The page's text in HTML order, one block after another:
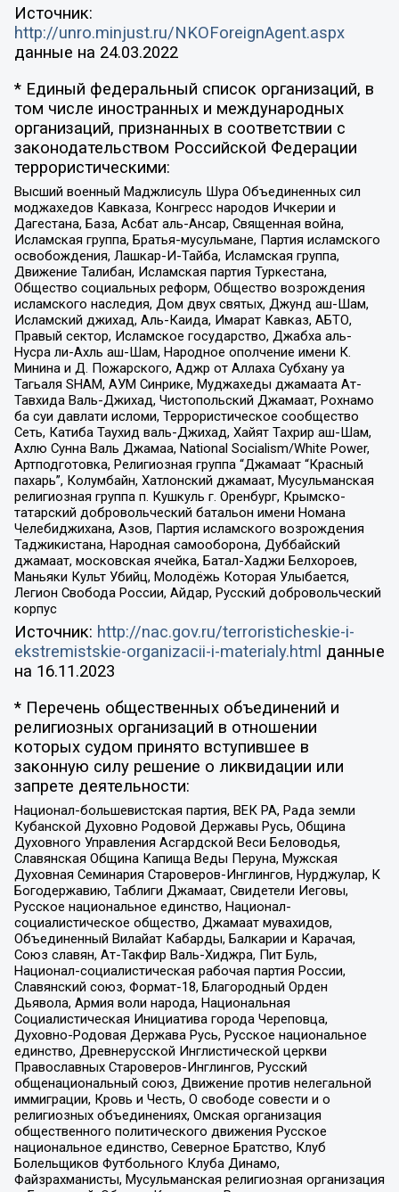
Источник:
http://unro.minjust.ru/NKOForeignAgent.aspx
данные на 24.03.2022
* Единый федеральный список организаций, в
том числе иностранных и международных
организаций, признанных в соответствии с
законодательством Российской Федерации
террористическими:
Высший военный Маджлисуль Шура Объединенных сил
моджахедов Кавказа, Конгресс народов Ичкерии и
Дагестана, База, Асбат аль-Ансар, Священная война,
Исламская группа, Братья-мусульмане, Партия исламского
освобождения, Лашкар-И-Тайба, Исламская группа,
Движение Талибан, Исламская партия Туркестана,
Общество социальных реформ, Общество возрождения
исламского наследия, Дом двух святых, Джунд аш-Шам,
Исламский джихад, Аль-Каида, Имарат Кавказ, АБТО,
Правый сектор, Исламское государство, Джабха аль-
Нусра ли-Ахль аш-Шам, Народное ополчение имени К.
Минина и Д. Пожарского, Аджр от Аллаха Субхану уа
Тагьаля SHAM, АУМ Синрике, Муджахеды джамаата Ат-
Тавхида Валь-Джихад, Чистопольский Джамаат, Рохнамо
ба суи давлати исломи, Террористическое сообщество
Сеть, Катиба Таухид валь-Джихад, Хайят Тахрир аш-Шам,
Ахлю Сунна Валь Джамаа, National Socialism/White Power,
Артподготовка, Религиозная группа “Джамаат “Красный
пахарь”, Колумбайн, Хатлонский джамаат, Мусульманская
религиозная группа п. Кушкуль г. Оренбург, Крымско-
татарский добровольческий батальон имени Номана
Челебиджихана, Азов, Партия исламского возрождения
Таджикистана, Народная самооборона, Дуббайский
джамаат, московская ячейка, Батал-Хаджи Белхороев,
Маньяки Культ Убийц, Молодёжь Которая Улыбается,
Легион Свобода России, Айдар, Русский добровольческий
корпус
Источник: http://nac.gov.ru/terroristicheskie-i-
ekstremistskie-organizacii-i-materialy.html данные
на 16.11.2023
* Перечень общественных объединений и
религиозных организаций в отношении
которых судом принято вступившее в
законную силу решение о ликвидации или
запрете деятельности:
Национал-большевистская партия, ВЕК РА, Рада земли
Кубанской Духовно Родовой Державы Русь, Община
Духовного Управления Асгардской Веси Беловодья,
Славянская Община Капища Веды Перуна, Мужская
Духовная Семинария Староверов-Инглингов, Нурджулар, К
Богодержавию, Таблиги Джамаат, Свидетели Иеговы,
Русское национальное единство, Национал-
социалистическое общество, Джамаат мувахидов,
Объединенный Вилайат Кабарды, Балкарии и Карачая,
Союз славян, Ат-Такфир Валь-Хиджра, Пит Буль,
Национал-социалистическая рабочая партия России,
Славянский союз, Формат-18, Благородный Орден
Дьявола, Армия воли народа, Национальная
Социалистическая Инициатива города Череповца,
Духовно-Родовая Держава Русь, Русское национальное
единство, Древнерусской Инглистической церкви
Православных Староверов-Инглингов, Русский
общенациональный союз, Движение против нелегальной
иммиграции, Кровь и Честь, О свободе совести и о
религиозных объединениях, Омская организация
общественного политического движения Русское
национальное единство, Северное Братство, Клуб
Болельщиков Футбольного Клуба Динамо,
Файзрахманисты, Мусульманская религиозная организация